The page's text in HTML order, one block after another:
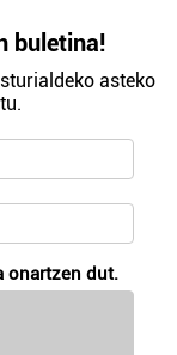
buletina!
asteko
onartzen dut.